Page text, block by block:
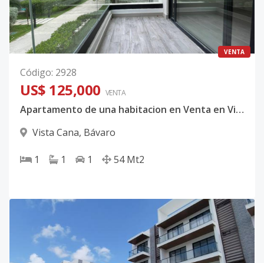
VENTA
Código: 2928
US$ 125,000 VENTA
Apartamento de una habitacion en Venta en Vista cana, Bavaro Punta cana.
Vista Cana, Bávaro
1 1 1 54 Mt2